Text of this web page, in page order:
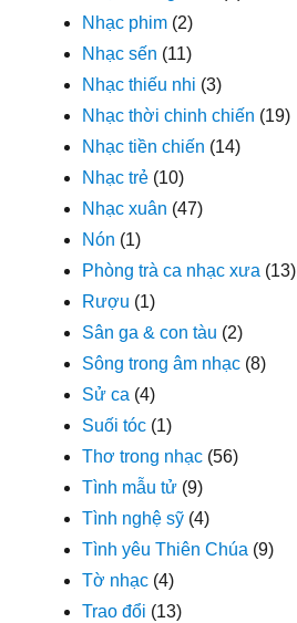
Nhạc phim (2)
Nhạc sến (11)
Nhạc thiếu nhi (3)
Nhạc thời chinh chiến (19)
Nhạc tiền chiến (14)
Nhạc trẻ (10)
Nhạc xuân (47)
Nón (1)
Phòng trà ca nhạc xưa (13)
Rượu (1)
Sân ga & con tàu (2)
Sông trong âm nhạc (8)
Sử ca (4)
Suối tóc (1)
Thơ trong nhạc (56)
Tình mẫu tử (9)
Tình nghệ sỹ (4)
Tình yêu Thiên Chúa (9)
Tờ nhạc (4)
Trao đổi (13)